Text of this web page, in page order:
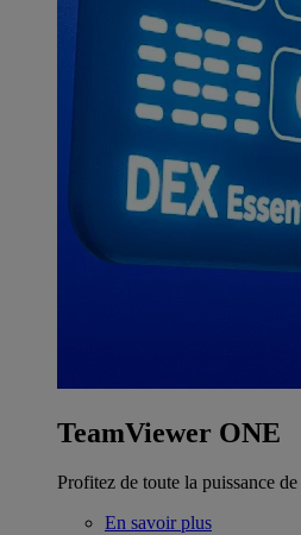
TeamViewer ONE
Profitez de toute la puissance
En savoir plus